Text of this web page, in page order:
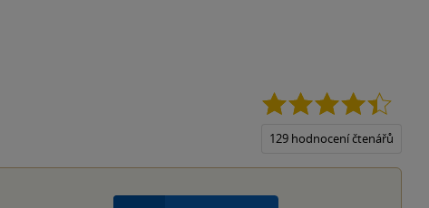
5
129 hodnocení čtenářů